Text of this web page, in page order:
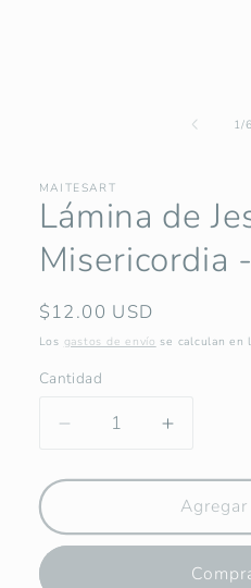
1/de
6
MAITESART
Lámina de
Misericordia
Precio
habitual
$12.00 USD
Los gastos de envío se calculan en
Cantidad
Reducir
para
de
Jesús
Aumentar
para
Lámina
de
Jesús